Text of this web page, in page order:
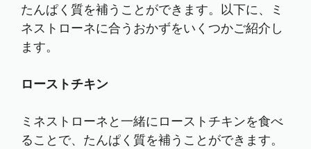
たんぱく質を補うことができます。以下に、ミ
ネストローネに合うおかずをいくつかご紹介し
ます。
ローストチキン
ミネストローネと一緒にローストチキンを食べ
ることで、たんぱく質を補うことができます。